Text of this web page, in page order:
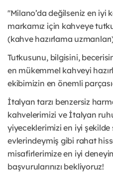
''Milano’da değilseniz en iyi
markamız için kahveye
(kahve hazırlama
Tutkusunu, bilgisini,
en mükemmel kahveyi
ekibimizin en önemli
İtalyan tarzı benzersiz
kahvelerimizi ve İtalyan
yiyeceklerimizi en iyi
evlerindeymiş gibi rahat
misafirlerimize en iyi
başvurularınızı bekliyoruz!